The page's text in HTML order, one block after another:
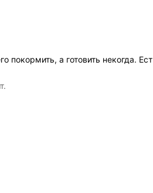
покормить, а готовить некогда. Ест